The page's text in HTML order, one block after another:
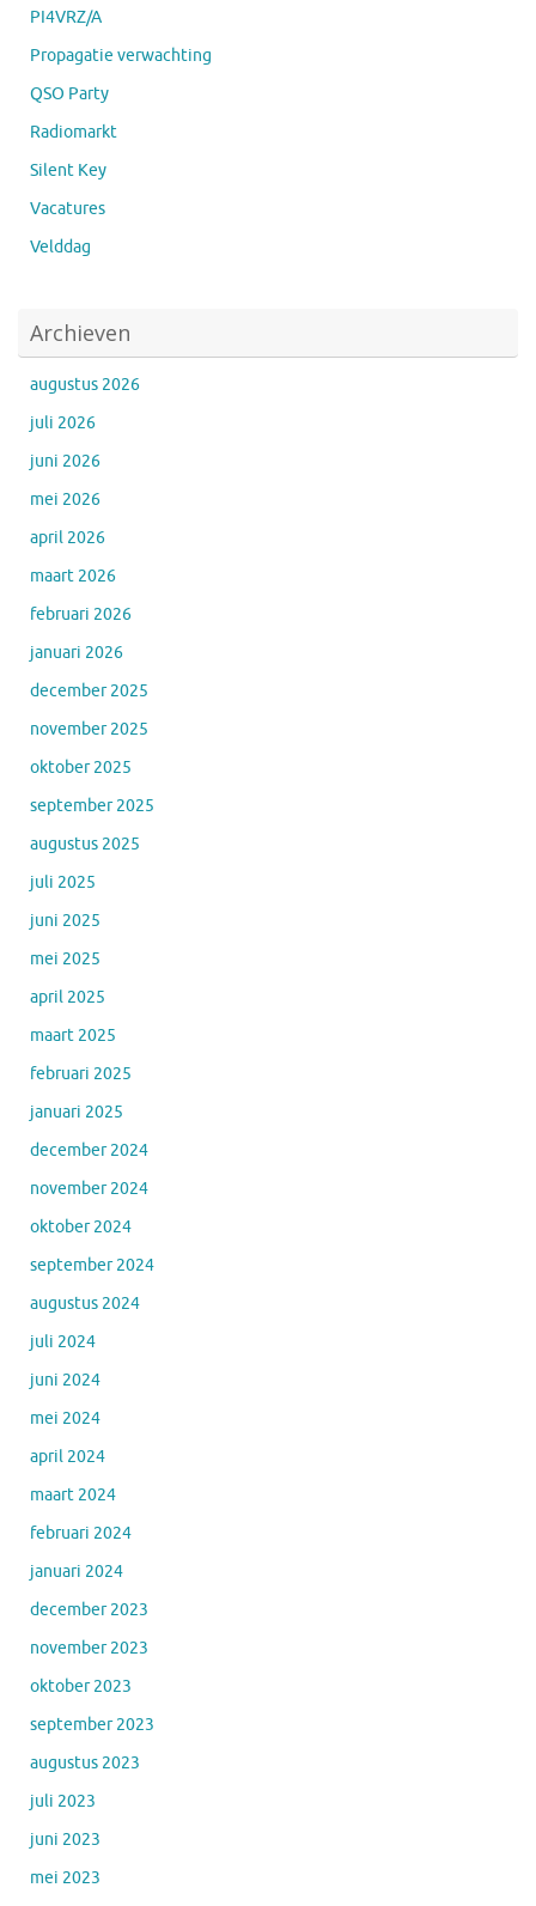
PI4VRZ/A
Propagatie verwachting
QSO Party
Radiomarkt
Silent Key
Vacatures
Velddag
Archieven
augustus 2026
juli 2026
juni 2026
mei 2026
april 2026
maart 2026
februari 2026
januari 2026
december 2025
november 2025
oktober 2025
september 2025
augustus 2025
juli 2025
juni 2025
mei 2025
april 2025
maart 2025
februari 2025
januari 2025
december 2024
november 2024
oktober 2024
september 2024
augustus 2024
juli 2024
juni 2024
mei 2024
april 2024
maart 2024
februari 2024
januari 2024
december 2023
november 2023
oktober 2023
september 2023
augustus 2023
juli 2023
juni 2023
mei 2023